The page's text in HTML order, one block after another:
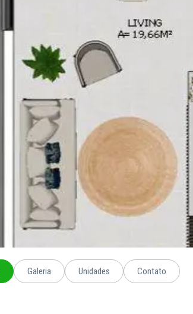
Galeria Unidades Contato